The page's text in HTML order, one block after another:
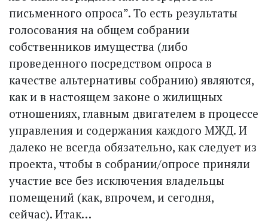
письменного опроса”. То есть результаты
голосования на общем собрании
собственников имущества (либо
проведенного посредством опроса в
качестве альтернативы собранию) являются,
как и в настоящем законе о жилищных
отношениях, главным двигателем в процессе
управления и содержания каждого МЖД. И
далеко не всегда обязательно, как следует из
проекта, чтобы в собрании/опросе приняли
участие все без исключения владельцы
помещений (как, впрочем, и сегодня,
сейчас). Итак…